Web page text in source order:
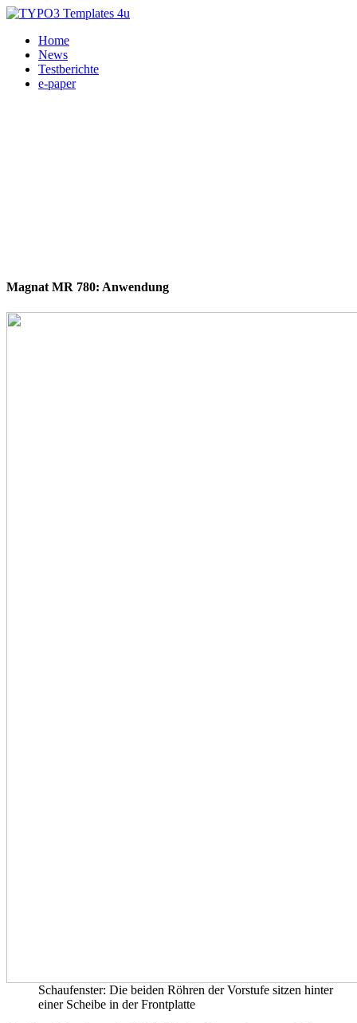
Home
News
Testberichte
e-paper
Magnat MR 780: Anwendung
Schaufenster: Die beiden Röhren der Vorstufe sitzen hinter
einer Scheibe in der Frontplatte